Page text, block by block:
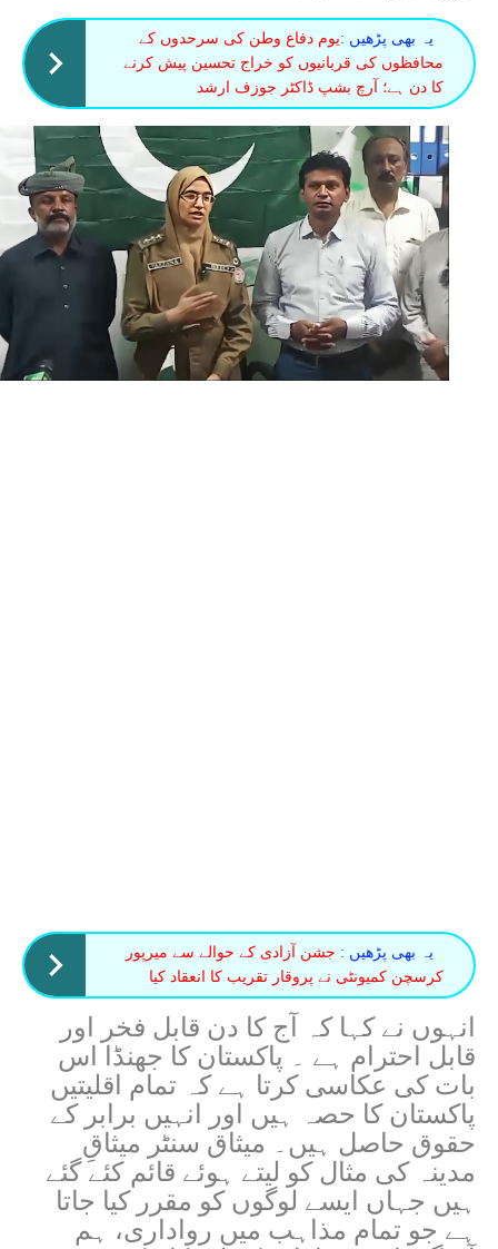
یہ بھی پڑھیں :یوم دفاع وطن کی سرحدوں کے
محافظوں کی قربانیوں کو خراج تحسین پیش کرنے
کا دن ہے؛ آرچ بشپ ڈاکٹر جوزف ارشد
یہ بھی پڑھیں : جشن آزادی کے حوالے سے میرپور
کرسچن کمیونٹی نے پروقار تقریب کا انعقاد کیا
انہوں نے کہا کہ آج کا دن قابل فخر اور
قابل احترام ہے ۔ پاکستان کا جھنڈا اس
بات کی عکاسی کرتا ہے کہ تمام اقلیتیں
پاکستان کا حصہ ہیں اور انہیں برابر کے
حقوق حاصل ہیں۔ میثاق سنٹر میثاقِ
مدینہ کی مثال کو لیتے ہوئے قائم کئے گئے
ہیں جہاں ایسے لوگوں کو مقرر کیا جاتا
ہے جو تمام مذاہب میں رواداری، ہم